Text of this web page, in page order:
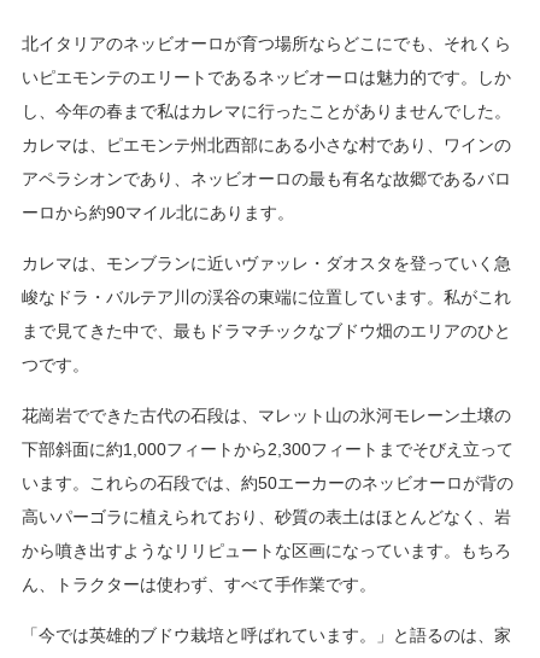
北イタリアのネッビオーロが育つ場所ならどこにでも、それくら
いピエモンテのエリートであるネッビオーロは魅力的です。しか
し、今年の春まで私はカレマに行ったことがありませんでした。
カレマは、ピエモンテ州北西部にある小さな村であり、ワインの
アペラシオンであり、ネッビオーロの最も有名な故郷であるバロ
ーロから約90マイル北にあります。
カレマは、モンブランに近いヴァッレ・ダオスタを登っていく急
峻なドラ・バルテア川の渓谷の東端に位置しています。私がこれ
まで見てきた中で、最もドラマチックなブドウ畑のエリアのひと
つです。
花崗岩でできた古代の石段は、マレット山の氷河モレーン土壌の
下部斜面に約1,000フィートから2,300フィートまでそびえ立って
います。これらの石段では、約50エーカーのネッビオーロが背の
高いパーゴラに植えられており、砂質の表土はほとんどなく、岩
から噴き出すようなリリピュートな区画になっています。もちろ
ん、トラクターは使わず、すべて手作業です。
「今では英雄的ブドウ栽培と呼ばれています。」と語るのは、家